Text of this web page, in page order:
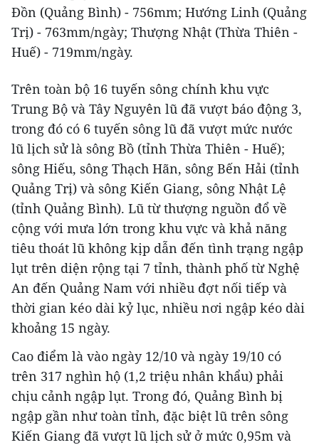
Đồn (Quảng Bình) - 756mm; Hướng Linh (Quảng
Trị) - 763mm/ngày; Thượng Nhật (Thừa Thiên -
Huế) - 719mm/ngày.
Trên toàn bộ 16 tuyến sông chính khu vực
Trung Bộ và Tây Nguyên lũ đã vượt báo động 3,
trong đó có 6 tuyến sông lũ đã vượt mức nước
lũ lịch sử là sông Bồ (tỉnh Thừa Thiên - Huế);
sông Hiếu, sông Thạch Hãn, sông Bến Hải (tỉnh
Quảng Trị) và sông Kiến Giang, sông Nhật Lệ
(tỉnh Quảng Bình). Lũ từ thượng nguồn đổ về
cộng với mưa lớn trong khu vực và khả năng
tiêu thoát lũ không kịp dẫn đến tình trạng ngập
lụt trên diện rộng tại 7 tỉnh, thành phố từ Nghệ
An đến Quảng Nam với nhiều đợt nối tiếp và
thời gian kéo dài kỷ lục, nhiều nơi ngập kéo dài
khoảng 15 ngày.
Cao điểm là vào ngày 12/10 và ngày 19/10 có
trên 317 nghìn hộ (1,2 triệu nhân khẩu) phải
chịu cảnh ngập lụt. Trong đó, Quảng Bình bị
ngập gần như toàn tỉnh, đặc biệt lũ trên sông
Kiến Giang đã vượt lũ lịch sử ở mức 0,95m và